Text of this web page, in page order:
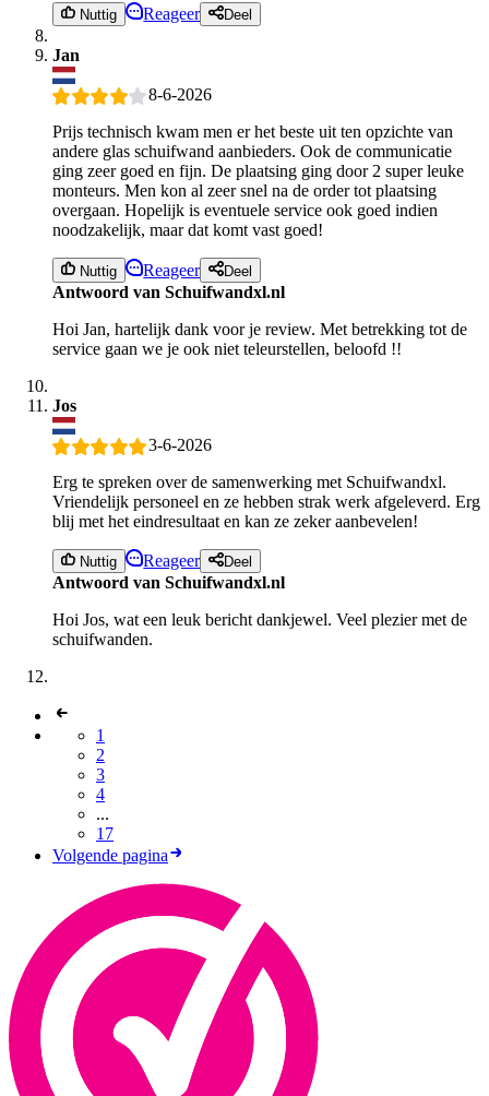
Nuttig Reageer Deel
Jan
8-6-2026
Prijs technisch kwam men er het beste uit ten opzichte van
andere glas schuifwand aanbieders. Ook de communicatie
ging zeer goed en fijn. De plaatsing ging door 2 super leuke
monteurs. Men kon al zeer snel na de order tot plaatsing
overgaan. Hopelijk is eventuele service ook goed indien
noodzakelijk, maar dat komt vast goed!
Nuttig Reageer Deel
Antwoord van Schuifwandxl.nl
Hoi Jan, hartelijk dank voor je review. Met betrekking tot de
service gaan we je ook niet teleurstellen, beloofd !!
Jos
3-6-2026
Erg te spreken over de samenwerking met Schuifwandxl.
Vriendelijk personeel en ze hebben strak werk afgeleverd. Erg
blij met het eindresultaat en kan ze zeker aanbevelen!
Nuttig Reageer Deel
Antwoord van Schuifwandxl.nl
Hoi Jos, wat een leuk bericht dankjewel. Veel plezier met de
schuifwanden.
1
2
3
4
...
17
Volgende pagina